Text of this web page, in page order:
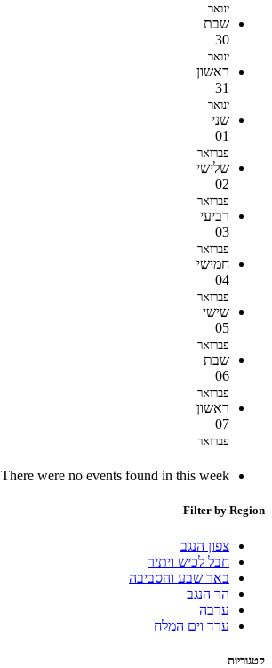
ינואר
שבת
30
ינואר
ראשון
31
ינואר
שני
01
פברואר
שלישי
02
פברואר
רביעי
03
פברואר
חמישי
04
פברואר
שישי
05
פברואר
שבת
06
פברואר
ראשון
07
פברואר
There were no events found in this week.
Filter by Region
צפון הנגב
חבל לכיש ויתיר
באר שבע והסביבה
הר הנגב
ערבה
ערד וים המלח
קטגוריות